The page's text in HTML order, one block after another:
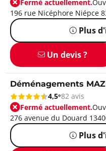
Fermé actuellement.
196 rue Nicéphore Niépce
Plus
Un devis ?
Déménagements
4,5 82 avis
Fermé actuellement.
276 avenue du Douard
Plus